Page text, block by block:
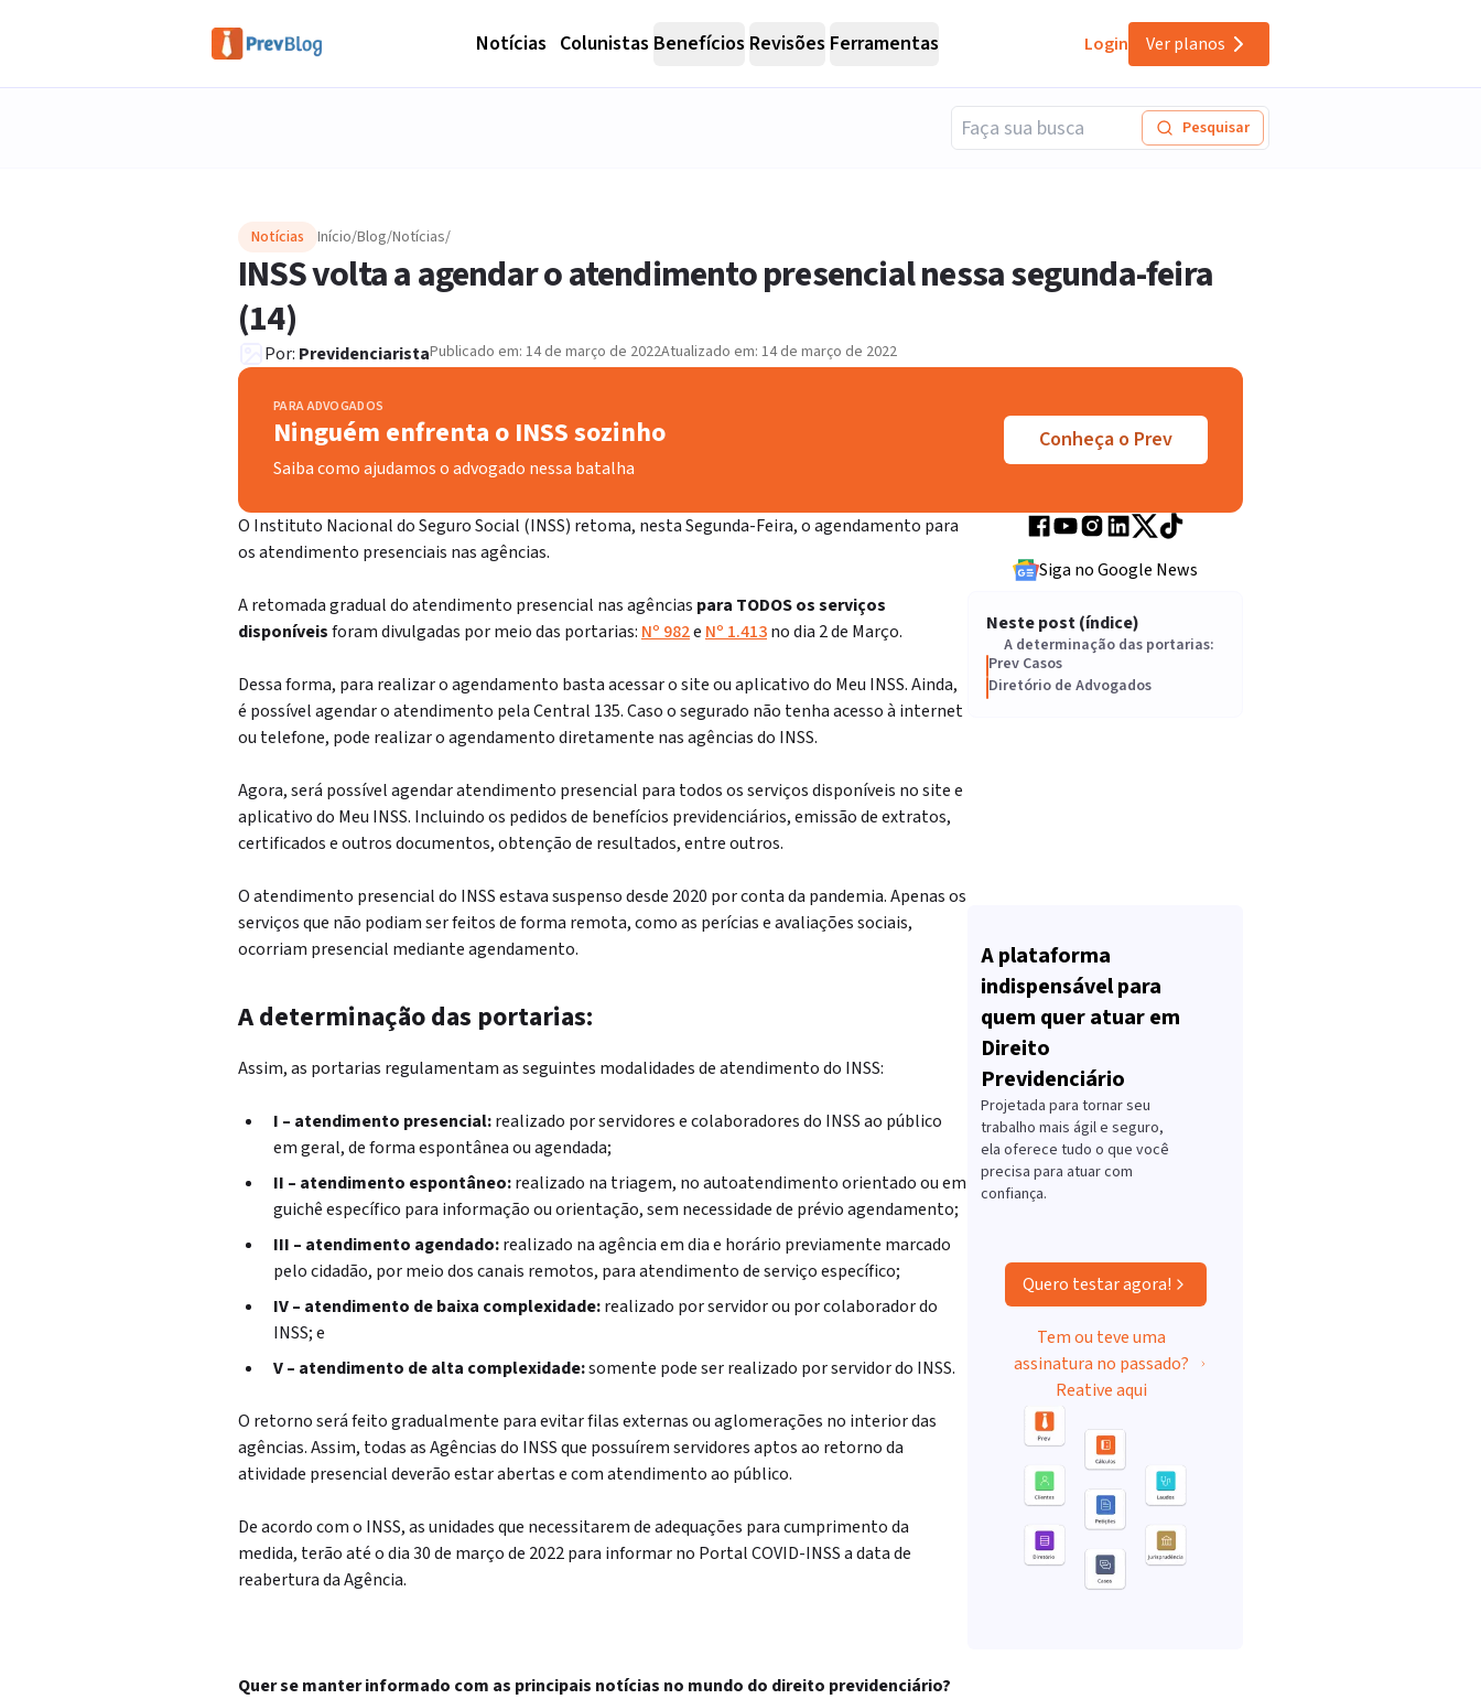
Notícias Colunistas Benefícios Revisões Ferramentas Login Ver planos
Pesquisar
Notícias Início/Blog/Notícias/
INSS volta a agendar o atendimento presencial nessa segunda-feira
(14)
Por: PrevidenciaristaPublicado em: 14 de março de 2022Atualizado em: 14 de março de 2022
PARA ADVOGADOS
Ninguém enfrenta o INSS sozinho
Saiba como ajudamos o advogado nessa batalha
Conheça o Prev
O Instituto Nacional do Seguro Social (INSS) retoma, nesta Segunda-Feira, o agendamento para
os atendimento presenciais nas agências.
A retomada gradual do atendimento presencial nas agências para TODOS os serviços
disponíveisforam divulgadas por meio das portarias: Nº 982e Nº 1.413no dia 2 de Março.
Dessa forma, para realizar o agendamento basta acessar o site ou aplicativo do Meu INSS. Ainda,
é possível agendar o atendimento pela Central 135. Caso o segurado não tenha acesso à internet
ou telefone, pode realizar o agendamento diretamente nas agências do INSS.
Agora, será possível agendar atendimento presencial para todos os serviços disponíveis no site e
aplicativo do Meu INSS. Incluindo os pedidos de benefícios previdenciários, emissão de extratos,
certificados e outros documentos, obtenção de resultados, entre outros.
Siga no Google News
Neste post (índice)
A determinação das portarias:
Prev Casos
Diretório de Advogados
O atendimento presencial do INSS estava suspenso desde 2020 por conta da pandemia. Apenas os
serviços que não podiam ser feitos de forma remota, como as perícias e avaliações sociais,
ocorriam presencial mediante agendamento.
A determinação das portarias:
Assim, as portarias regulamentam as seguintes modalidades de atendimento do INSS:
I – atendimento presencial:realizado por servidores e colaboradores do INSS ao público
em geral, de forma espontânea ou agendada;
II – atendimento espontâneo:realizado na triagem, no autoatendimento orientado ou em
guichê específico para informação ou orientação, sem necessidade de prévio agendamento;
III – atendimento agendado:realizado na agência em dia e horário previamente marcado
pelo cidadão, por meio dos canais remotos, para atendimento de serviço específico;
IV – atendimento de baixa complexidade:realizado por servidor ou por colaborador do
INSS; e
V – atendimento de alta complexidade:somente pode ser realizado por servidor do INSS.
O retorno será feito gradualmente para evitar filas externas ou aglomerações no interior das
agências. Assim, todas as Agências do INSS que possuírem servidores aptos ao retorno da
atividade presencial deverão estar abertas e com atendimento ao público.
De acordo com o INSS, as unidades que necessitarem de adequações para cumprimento da
medida, terão até o dia 30 de março de 2022 para informar no Portal COVID-INSS a data de
reabertura da Agência.
Quer se manter informado com as principais notícias no mundo do direito previdenciário?
A plataforma
indispensável para
quem quer atuar em
Direito
Previdenciário
Projetada para tornar seu
trabalho mais ágil e seguro,
ela oferece tudo o que você
precisa para atuar com
confiança.
Quero testar agora!
Tem ou teve uma
assinatura no passado?
Reative aqui